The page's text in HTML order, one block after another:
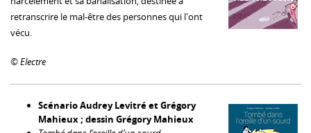
retranscrire le mal-être des personnes qui l'ont
vécu.
© Electre
Scénario Audrey Levitré et Grégory
Mahieux ; dessin Grégory Mahieux